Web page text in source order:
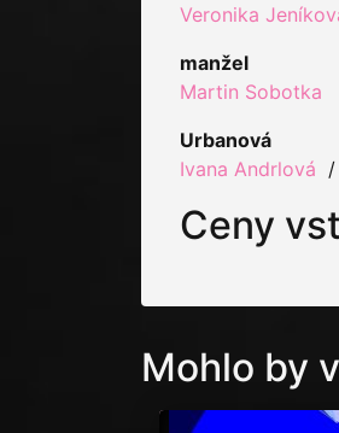
Veronika
manžel
Martin Sobotka
Urbanová
Ivana Andrlová /
Ceny
Mohlo by